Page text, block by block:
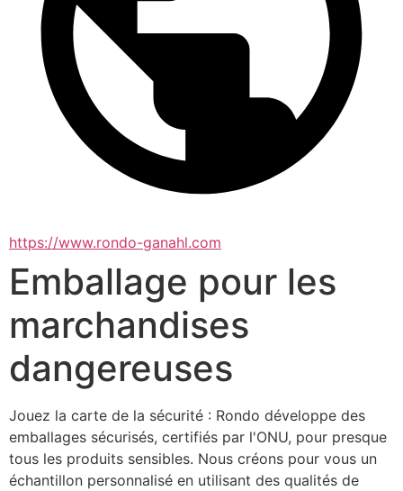
https://www.rondo-ganahl.com
Emballage pour les
marchandises
dangereuses
Jouez la carte de la sécurité : Rondo développe des
emballages sécurisés, certifiés par l'ONU, pour presque
tous les produits sensibles. Nous créons pour vous un
échantillon personnalisé en utilisant des qualités de